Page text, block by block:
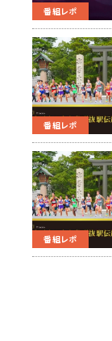
番組レポ
番組レポ
番組レポ